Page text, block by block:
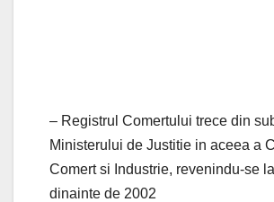
– Registrul Comertului trece din
Ministerului de Justitie in aceea a
Comert si Industrie, revenindu-se
dinainte de 2002